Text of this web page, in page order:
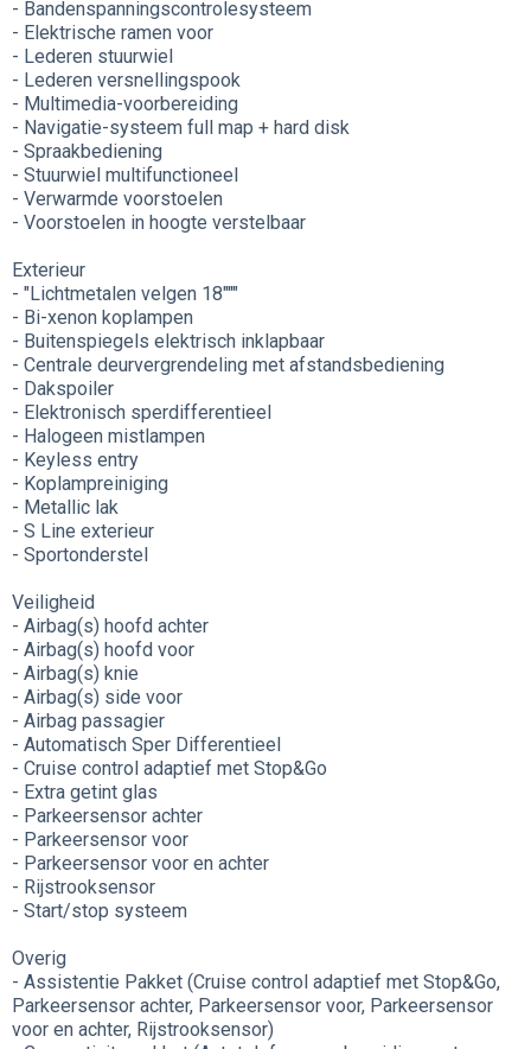
- Bandenspanningscontrolesysteem
- Elektrische ramen voor
- Lederen stuurwiel
- Lederen versnellingspook
- Multimedia-voorbereiding
- Navigatie-systeem full map + hard disk
- Spraakbediening
- Stuurwiel multifunctioneel
- Verwarmde voorstoelen
- Voorstoelen in hoogte verstelbaar
Exterieur
- "Lichtmetalen velgen 18"""
- Bi-xenon koplampen
- Buitenspiegels elektrisch inklapbaar
- Centrale deurvergrendeling met afstandsbediening
- Dakspoiler
- Elektronisch sperdifferentieel
- Halogeen mistlampen
- Keyless entry
- Koplampreiniging
- Metallic lak
- S Line exterieur
- Sportonderstel
Veiligheid
- Airbag(s) hoofd achter
- Airbag(s) hoofd voor
- Airbag(s) knie
- Airbag(s) side voor
- Airbag passagier
- Automatisch Sper Differentieel
- Cruise control adaptief met Stop&Go
- Extra getint glas
- Parkeersensor achter
- Parkeersensor voor
- Parkeersensor voor en achter
- Rijstrooksensor
- Start/stop systeem
Overig
- Assistentie Pakket (Cruise control adaptief met Stop&Go,
Parkeersensor achter, Parkeersensor voor, Parkeersensor
voor en achter, Rijstrooksensor)